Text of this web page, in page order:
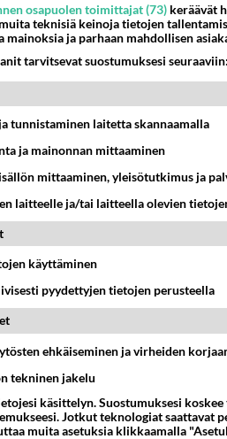
melko pienellä alueella paljon
nimeä.
aloitusta...
KESKUSTELUT
KUUKAUSI
ei mene hyvin
Kotimaiset julkkisjuorut
Aitolehden isäpuoli on
osapuolen toimittajat (73) keräävät
teknisiä keinoja tietojen
ja parhaan mahdollisen
tarvitsevat suostumuksesi seuraaviin:
tunnistaminen laitetta skannaamalla
ja mainonnan mittaaminen
mittaaminen, yleisötutkimus ja
laitteelle ja/tai laitteella olevien
käyttäminen
pyydettyjen tietojen perusteella
ehkäiseminen ja virheiden
tekninen jakelu
käsittelyn. Suostumuksesi
Jotkut teknologiat saattavat
muita asetuksia klikkaamalla